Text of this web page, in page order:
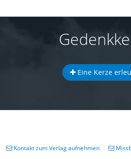
Eine Kerze
Kontakt zum Verlag aufnehmen